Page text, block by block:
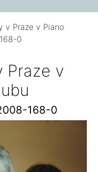
v Praze v Piano
0
Praze v
168-0